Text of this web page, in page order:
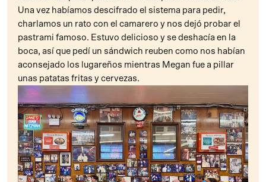
Una vez habíamos descifrado el sistema para pedir,
charlamos un rato con el camarero y nos dejó probar el
pastrami famoso. Estuvo delicioso y se deshacía en la
boca, así que pedí un sándwich reuben como nos habían
aconsejado los lugareños mientras Megan fue a pillar
unas patatas fritas y cervezas.